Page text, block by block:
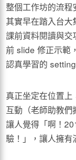
整個工作坊的流
其實早在踏入台
課前資料閱讀與
前 slide 修正示範
認真學習的 setting
真正坐定在位置
互動（老師助教
讓人覺得「啊！
驗！」，讓人擁有